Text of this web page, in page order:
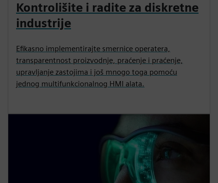
Kontrolišite i radite za diskretne
industrije
Efikasno implementirajte smernice operatera,
transparentnost proizvodnje, praćenje i praćenje,
upravljanje zastojima i još mnogo toga pomoću
jednog multifunkcionalnog HMI alata.